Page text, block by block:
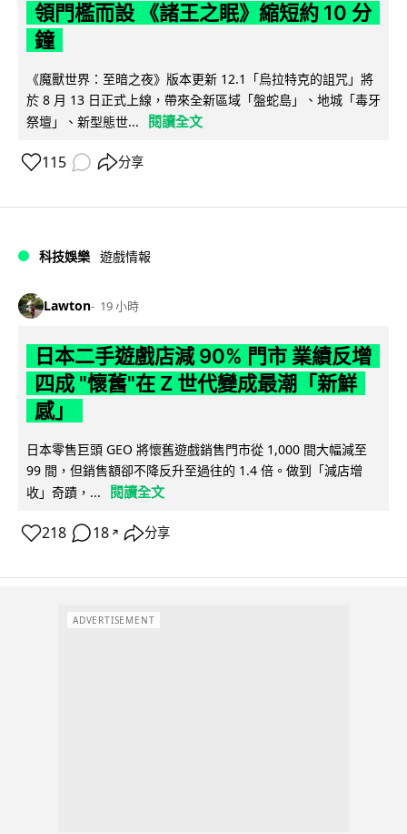
領門檻而設 《諸王之眠》縮短約 10 分
鐘
《魔獸世界：至暗之夜》版本更新 12.1「烏拉特克的詛咒」將
於 8 月 13 日正式上線，帶來全新區域「盤蛇島」、地城「毒牙
祭壇」、新型態世...
閱讀全文
115 分享
科技娛樂 遊戲情報
Lawton 19 小時
日本二手遊戲店減 90% 門市 業績反增
四成 "懷舊"在 Z 世代變成最潮「新鮮
感」
日本零售巨頭 GEO 將懷舊遊戲銷售門市從 1,000 間大幅減至
99 間，但銷售額卻不降反升至過往的 1.4 倍。做到「減店增
收」奇蹟，...
閱讀全文
218 18 ↗ 分享
ADVERTISEMENT